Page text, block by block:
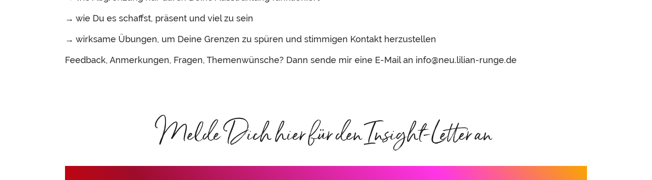
→ wie Du es schaffst, präsent und viel zu sein
→ wirksame Übungen, um Deine Grenzen zu spüren und stimmigen Kontakt herzustellen
Feedback, Anmerkungen, Fragen, Themenwünsche? Dann sende mir eine E-Mail an info@neu.lilian-runge.de
Melde Dich hier für den Insight-Letter an